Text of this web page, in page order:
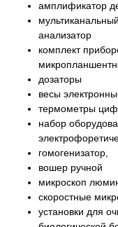
амплификатор
анализатор
комплект
дозаторы
весы
термометры
набор
гомогенизатор,
вошер ручной
микроскоп
скоростные
установки для